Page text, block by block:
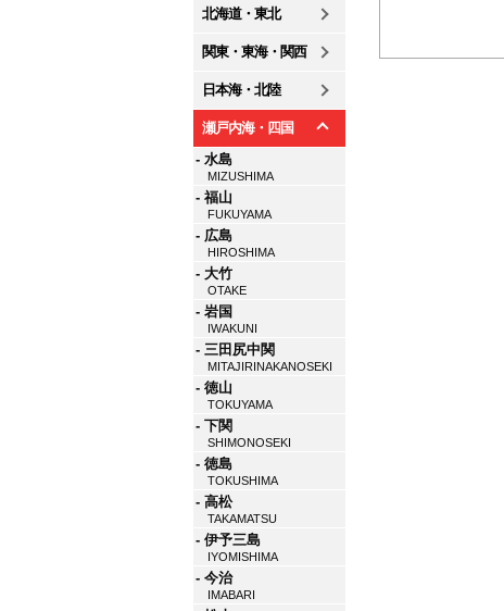
北海道・東北
関東・東海・関西
日本海・北陸
瀬戸内海・四国
- 水島
MIZUSHIMA
- 福山
FUKUYAMA
- 広島
HIROSHIMA
- 大竹
OTAKE
- 岩国
IWAKUNI
- 三田尻中関
MITAJIRINAKANOSEKI
- 徳山
TOKUYAMA
- 下関
SHIMONOSEKI
- 徳島
TOKUSHIMA
- 高松
TAKAMATSU
- 伊予三島
IYOMISHIMA
- 今治
IMABARI